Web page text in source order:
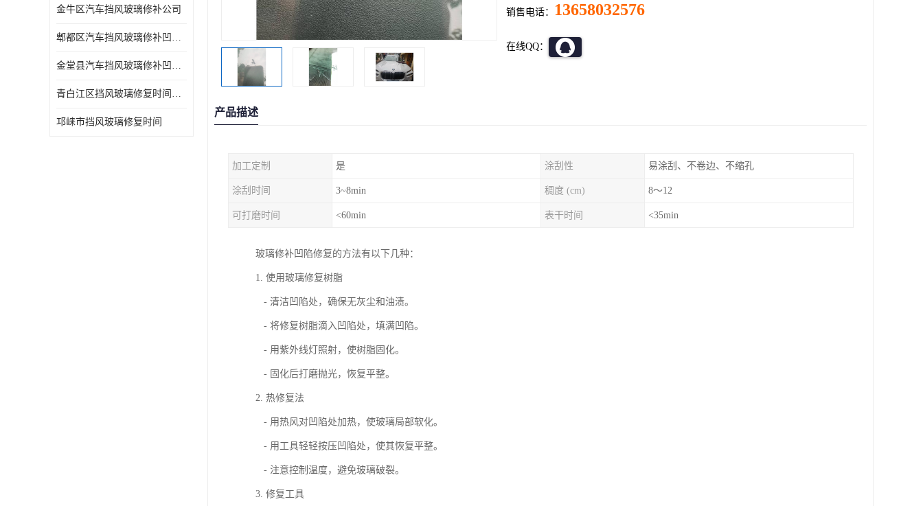
金牛区汽车挡风玻璃修补公司
郫都区汽车挡风玻璃修补凹陷修复公司
金堂县汽车挡风玻璃修补凹陷修复公司
青白江区挡风玻璃修复时间公司
邛崃市挡风玻璃修复时间
销售电话： 13658032576
在线QQ：
产品描述
加工定制 是 涂刮性 易涂刮、不卷边、不缩孔
涂刮时间 3~8min 稠度 (cm) 8～12
可打磨时间 <60min 表干时间 <35min
玻璃修补凹陷修复的方法有以下几种：
1. 使用玻璃修复树脂
- 清洁凹陷处，确保无灰尘和油渍。
- 将修复树脂滴入凹陷处，填满凹陷。
- 用紫外线灯照射，使树脂固化。
- 固化后打磨抛光，恢复平整。
2. 热修复法
- 用热风对凹陷处加热，使玻璃局部软化。
- 用工具轻轻按压凹陷处，使其恢复平整。
- 注意控制温度，避免玻璃破裂。
3. 修复工具